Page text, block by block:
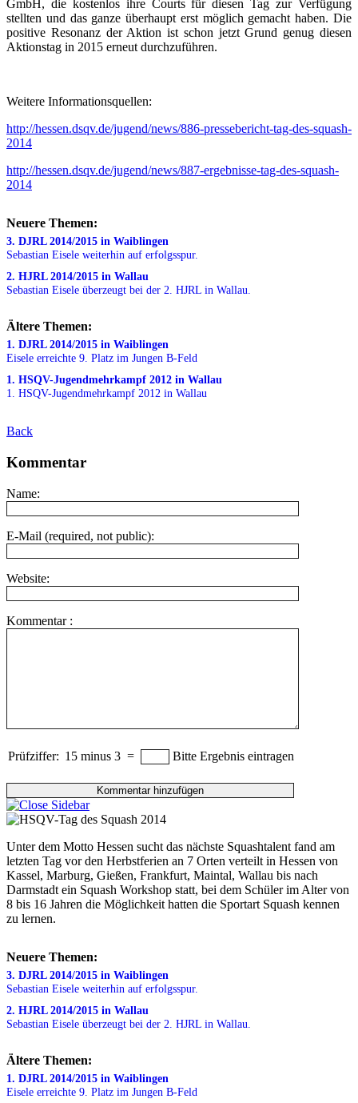
GmbH, die kostenlos ihre Courts für diesen Tag zur Verfügung
stellten und das ganze überhaupt erst möglich gemacht haben. Die
positive Resonanz der Aktion ist schon jetzt Grund genug diesen
Aktionstag in 2015 erneut durchzuführen.
Weitere Informationsquellen:
http://hessen.dsqv.de/jugend/news/886-pressebericht-tag-des-squash-
2014
http://hessen.dsqv.de/jugend/news/887-ergebnisse-tag-des-squash-
2014
Neuere Themen:
3. DJRL 2014/2015 in Waiblingen
Sebastian Eisele weiterhin auf erfolgsspur.
2. HJRL 2014/2015 in Wallau
Sebastian Eisele überzeugt bei der 2. HJRL in Wallau.
Ältere Themen:
1. DJRL 2014/2015 in Waiblingen
Eisele erreichte 9. Platz im Jungen B-Feld
1. HSQV-Jugendmehrkampf 2012 in Wallau
1. HSQV-Jugendmehrkampf 2012 in Wallau
Back
Kommentar
Name:
E-Mail (required, not public):
Website:
Kommentar :
Prüfziffer: 15 minus 3 = Bitte Ergebnis eintragen
Unter dem Motto Hessen sucht das nächste Squashtalent fand am
letzten Tag vor den Herbstferien an 7 Orten verteilt in Hessen von
Kassel, Marburg, Gießen, Frankfurt, Maintal, Wallau bis nach
Darmstadt ein Squash Workshop statt, bei dem Schüler im Alter von
8 bis 16 Jahren die Möglichkeit hatten die Sportart Squash kennen
zu lernen.
Neuere Themen:
3. DJRL 2014/2015 in Waiblingen
Sebastian Eisele weiterhin auf erfolgsspur.
2. HJRL 2014/2015 in Wallau
Sebastian Eisele überzeugt bei der 2. HJRL in Wallau.
Ältere Themen:
1. DJRL 2014/2015 in Waiblingen
Eisele erreichte 9. Platz im Jungen B-Feld